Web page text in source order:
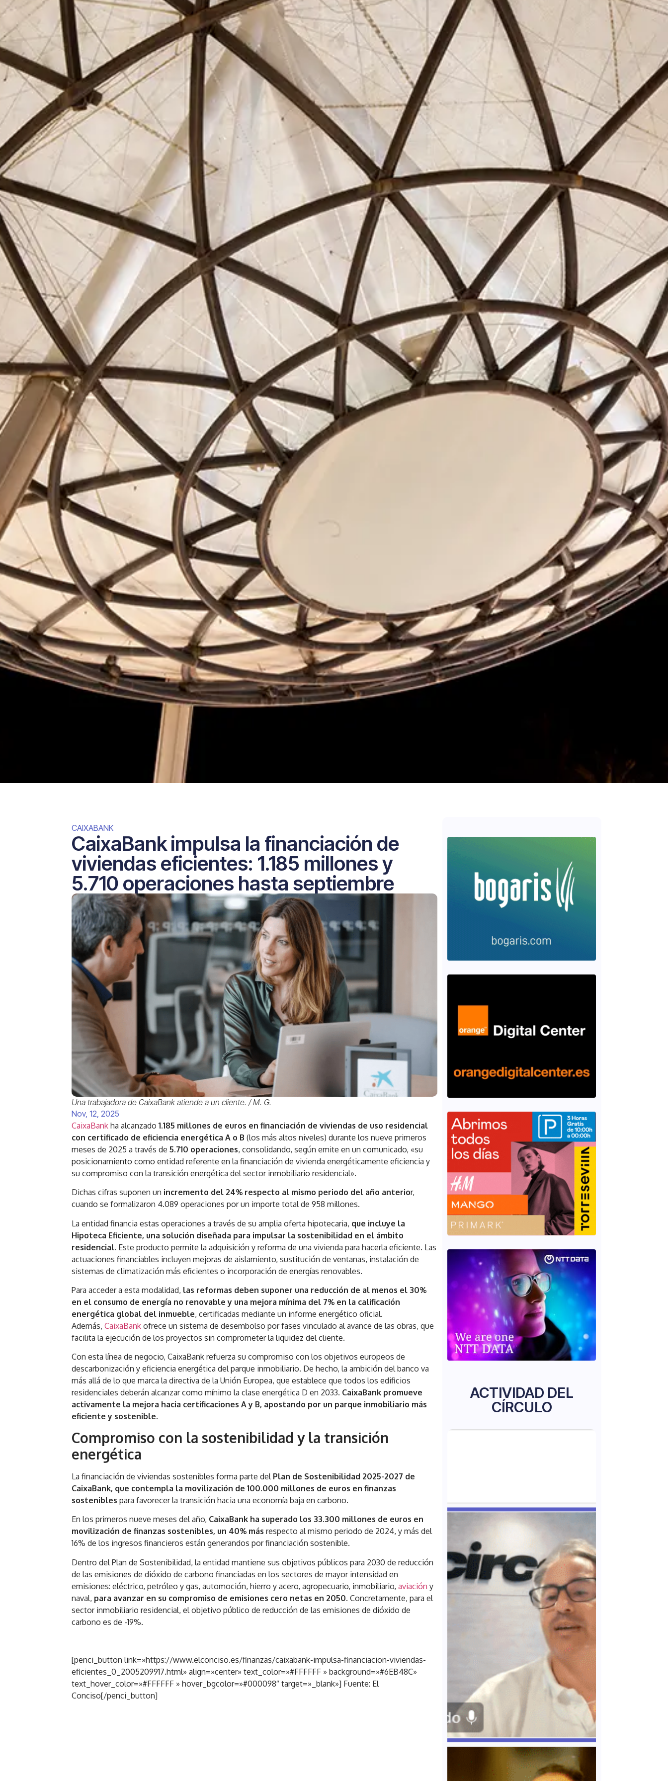
El Círculo Asociados Actualidad Contacto
CAIXABANK
CaixaBank impulsa la financiación de
viviendas eficientes: 1.185 millones y
5.710 operaciones hasta septiembre
Una trabajadora de CaixaBank atiende a un cliente. / M. G.
Nov, 12, 2025
CaixaBankha alcanzado1.185 millones de euros en financiación de viviendas de uso residencial
con certificado de eficiencia energética A o B (los más altos niveles) durante los nueve primeros
meses de 2025 a través de5.710 operaciones, consolidando, según emite en un comunicado, «su
posicionamiento como entidad referente en la financiación de vivienda energéticamente eficiencia y
su compromiso con la transición energética del sector inmobiliario residencial».
Dichas cifras suponen un incremento del 24% respecto al mismo periodo del año anterior,
cuando se formalizaron 4.089 operaciones por un importe total de 958 millones.
La entidad financia estas operaciones a través de su amplia oferta hipotecaria, que incluye la
Hipoteca Eficiente, una solución diseñada para impulsar la sostenibilidad en el ámbito
residencial. Este producto permite la adquisición y reforma de una vivienda para hacerla eficiente. Las
actuaciones financiables incluyen mejoras de aislamiento, sustitución de ventanas, instalación de
sistemas de climatización más eficientes o incorporación de energías renovables.
Para acceder a esta modalidad, las reformas deben suponer una reducción de al menos el 30%
en el consumo de energía no renovable y una mejora mínima del 7% en la calificación
energética global del inmueble, certificadas mediante un informe energético oficial.
Además,CaixaBankofrece un sistema de desembolso por fases vinculado al avance de las obras, que
facilita la ejecución de los proyectos sin comprometer la liquidez del cliente.
Con esta línea de negocio, CaixaBank refuerza su compromiso con los objetivos europeos de
descarbonización y eficiencia energética del parque inmobiliario. De hecho, la ambición del banco va
más allá de lo que marca la directiva de la Unión Europea, que establece que todos los edificios
residenciales deberán alcanzar como mínimo la clase energética D en 2033. CaixaBank promueve
activamente la mejora hacia certificaciones A y B, apostando por un parque inmobiliario más
eficiente y sostenible.
Compromiso con la sostenibilidad y la transición
energética
La financiación de viviendas sostenibles forma parte del Plan de Sostenibilidad 2025-2027 de
CaixaBank, que contempla la movilización de 100.000 millones de euros en finanzas
sosteniblespara favorecer la transición hacia una economía baja en carbono.
En los primeros nueve meses del año, CaixaBank ha superado los 33.300 millones de euros en
movilización de finanzas sostenibles, un 40% más respecto al mismo periodo de 2024, y más del
16% de los ingresos financieros están generandos por financiación sostenible.
Dentro del Plan de Sostenibilidad, la entidad mantiene sus objetivos públicos para 2030 de reducción
de las emisiones de dióxido de carbono financiadas en los sectores de mayor intensidad en
emisiones: eléctrico, petróleo y gas, automoción, hierro y acero, agropecuario, inmobiliario,aviacióny
naval, para avanzar en su compromiso de emisiones cero netas en 2050. Concretamente, para el
sector inmobiliario residencial, el objetivo público de reducción de las emisiones de dióxido de
carbono es de -19%.
[penci_button link=»https://www.elconciso.es/finanzas/caixabank-impulsa-financiacion-viviendas-
eficientes_0_2005209917.html» align=»center» text_color=»#FFFFFF » background=»#6EB48C»
text_hover_color=»#FFFFFF » hover_bgcolor=»#000098″ target=»_blank»] Fuente: El
Conciso[/penci_button]
ACTIVIDAD DEL
CÍRCULO